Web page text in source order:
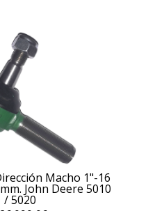
Macho 1"-16
John Deere 5010
/ 5020